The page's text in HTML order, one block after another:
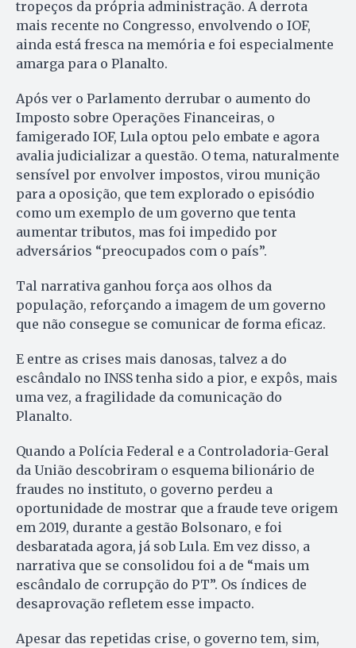
tropeços da própria administração. A derrota
mais recente no Congresso, envolvendo o IOF,
ainda está fresca na memória e foi especialmente
amarga para o Planalto.
Após ver o Parlamento derrubar o aumento do
Imposto sobre Operações Financeiras, o
famigerado IOF, Lula optou pelo embate e agora
avalia judicializar a questão. O tema, naturalmente
sensível por envolver impostos, virou munição
para a oposição, que tem explorado o episódio
como um exemplo de um governo que tenta
aumentar tributos, mas foi impedido por
adversários “preocupados com o país”.
Tal narrativa ganhou força aos olhos da
população, reforçando a imagem de um governo
que não consegue se comunicar de forma eficaz.
E entre as crises mais danosas, talvez a do
escândalo no INSS tenha sido a pior, e expôs, mais
uma vez, a fragilidade da comunicação do
Planalto.
Quando a Polícia Federal e a Controladoria-Geral
da União descobriram o esquema bilionário de
fraudes no instituto, o governo perdeu a
oportunidade de mostrar que a fraude teve origem
em 2019, durante a gestão Bolsonaro, e foi
desbaratada agora, já sob Lula. Em vez disso, a
narrativa que se consolidou foi a de “mais um
escândalo de corrupção do PT”. Os índices de
desaprovação refletem esse impacto.
Apesar das repetidas crise, o governo tem, sim,